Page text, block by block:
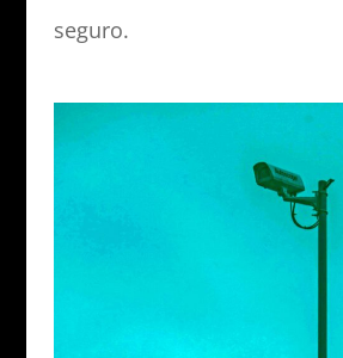
seguro.